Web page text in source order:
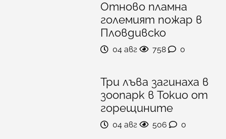
Отново пламна
големият пожар в
Пловдивско
04 авг 758 0
Три лъва загинаха в
зоопарк в Токио от
горещините
04 авг 506 0